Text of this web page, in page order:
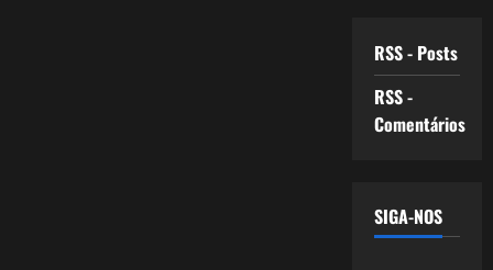
RSS - Posts
RSS -
Comentários
SIGA-NOS